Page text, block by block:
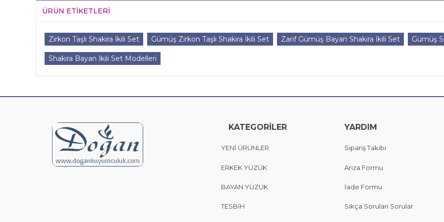
ÜRÜN ETIKETLERI
Zirkon Taşlı Shakira İkili Set Gümüş Zirkon Taşlı Shakira İkili Set Zarif Gümüş Bayan Shakira İkili Set Gümüş
Shakira Bayan İkili Set Modelleri
KATEGORİLER
YENİ ÜRÜNLER
ERKEK YÜZÜK
BAYAN YÜZÜK
TESBİH
YARDIM
Sipariş Takibi
Arıza Formu
İade Formu
Sıkça Sorulan Sorular